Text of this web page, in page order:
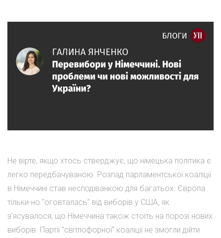
Не вірте, якщо хтось стверджує, що німецька політика є
легко передбачуваною. Розпад парламентської коаліції
в Німеччині став несподіванкою для багатьох. Європа
тільки-но "оговталась" від виборів у США, як
з’ясувалося, що Німеччина також стоїть на порозі нових
виборів. Партії "світлофорної" коаліції не змогли дійти